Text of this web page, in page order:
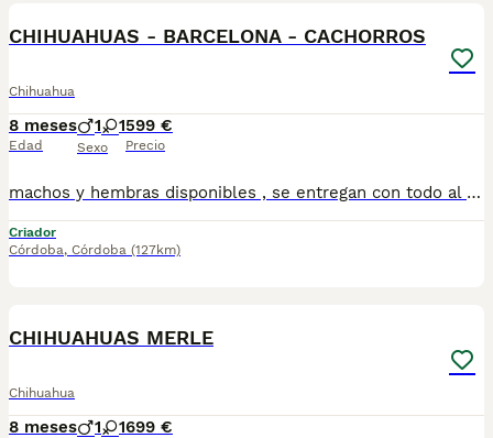
CHIHUAHUAS - BARCELONA - CACHORROS
Chihuahua
8 meses
Edad
1 1
Sexo
599 €
Precio
machos y hembras disponibles , se entregan con todo al dia respecto a documentación y condiciones sanitarias , tanto así que hacemos entregas totalmente personalizadas y sin un euro por adelantado , obtenerse personas no aptas para tener perros , solo personas responsables. hacemos entregas a toda ESPAÑA . mas info 670864332 .. GRACIAS DE ANTE MANO
Criador
Córdoba, Córdoba (127km)
CHIHUAHUAS MERLE
Chihuahua
8 meses 1 1699 €